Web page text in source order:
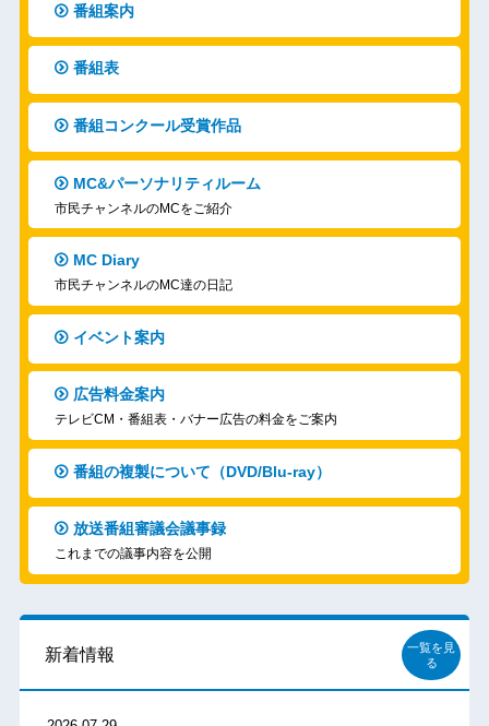
番組案内
番組表
番組コンクール受賞作品
MC&パーソナリティルーム
市民チャンネルのMCをご紹介
MC Diary
市民チャンネルのMC達の日記
イベント案内
広告料金案内
テレビCM・番組表・バナー広告の料金をご案内
番組の複製について（DVD/Blu-ray）
放送番組審議会議事録
これまでの議事内容を公開
新着情報
一覧を見
る